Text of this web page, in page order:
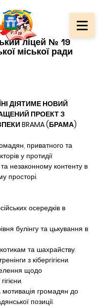
ліцей № 19
міської ради
ДІЯТИМЕ НОВИЙ
ПРОЕКТ З
BRAMA (БРАМА)
приватного та
у протидії
незаконному контенту в
просторі.
осередків в
булінгу та цькування в
та шахрайству.
з кібергігієни.
щодо
мотивація громадян до
позиції.